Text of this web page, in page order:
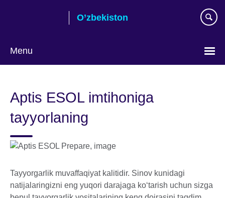
O’zbekiston
Menu
language
Aptis ESOL imtihoniga
tayyorlaning
Tayyorgarlik muvaffaqiyat kalitidir. Sinov kunidagi
natijalaringizni eng yuqori darajaga koʻtarish uchun sizga